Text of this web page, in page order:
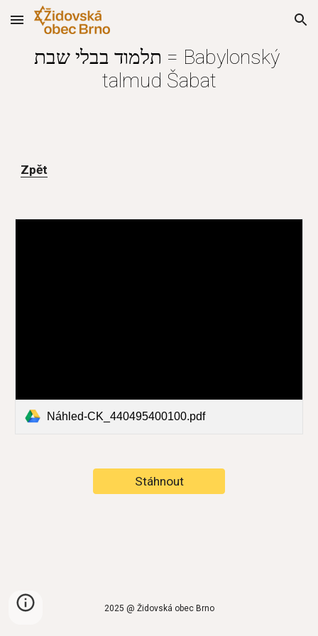
Skip to main content Skip to navigation
תלמוד בבלי שבת = Babylonský
talmud Šabat
Zpět
Náhled-CK_440495400100.pdf
Stáhnout
2025 @ Židovská obec Brno